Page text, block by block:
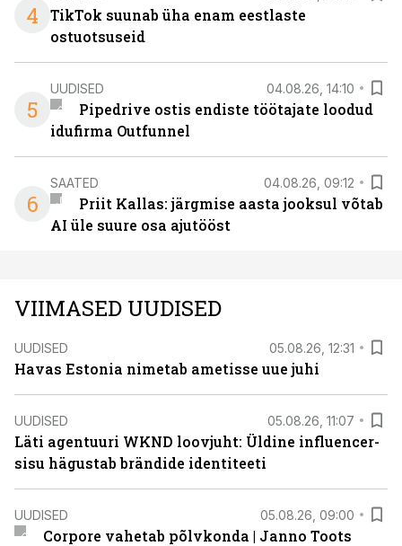
4
TikTok suunab üha enam eestlaste
ostuotsuseid
5
UUDISED 04.08.26, 14:10
Pipedrive ostis endiste töötajate loodud
idufirma Outfunnel
6
SAATED 04.08.26, 09:12
Priit Kallas: järgmise aasta jooksul võtab
AI üle suure osa ajutööst
VIIMASED UUDISED
UUDISED 05.08.26, 12:31
Havas Estonia nimetab ametisse uue juhi
UUDISED 05.08.26, 11:07
Läti agentuuri WKND loovjuht: Üldine influencer-
sisu hägustab brändide identiteeti
UUDISED 05.08.26, 09:00
Corpore vahetab põlvkonda | Janno Toots